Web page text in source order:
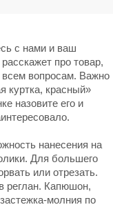
с нами и ваш
про товар,
вопросам. Важно
куртка, красный»
назовите его и
нанесения на
Для большего
или отрезать.
реглан. Капюшон,
молния по